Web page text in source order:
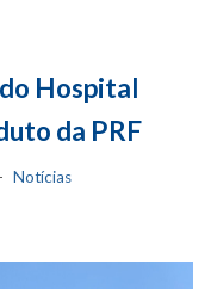
Hospital
da PRF
Notícias